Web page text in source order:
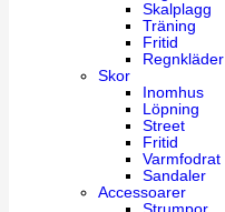
Skalplagg
Träning
Fritid
Regnkläder
Skor
Inomhus
Löpning
Street
Fritid
Varmfodrat
Sandaler
Accessoarer